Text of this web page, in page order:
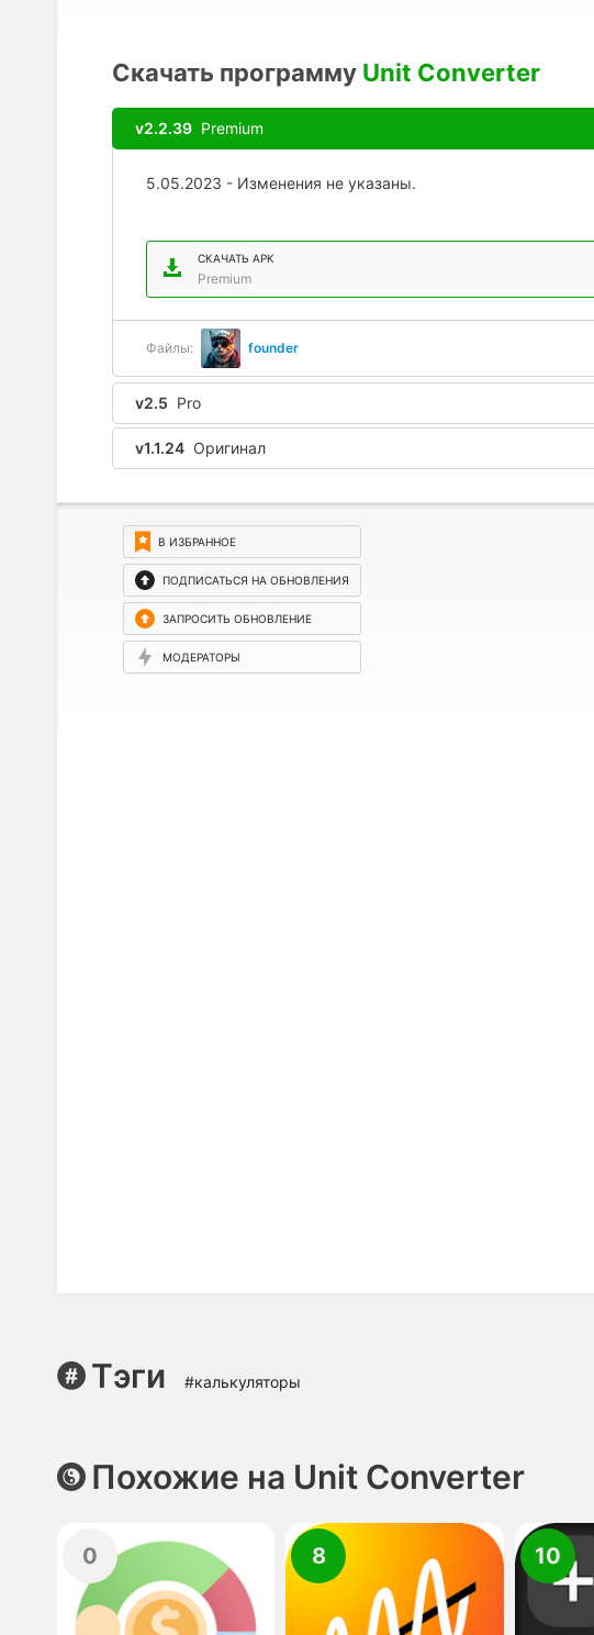
Скачать программу Unit Converter
v2.2.39 Premium
5.05.2023 - Изменения не указаны.
СКАЧАТЬ APK
Premium
Файлы: founder
v2.5 Pro
v1.1.24 Оригинал
В ИЗБРАННОЕ
ПОДПИСАТЬСЯ НА ОБНОВЛЕНИЯ
ЗАПРОСИТЬ ОБНОВЛЕНИЕ
МОДЕРАТОРЫ
Тэги #калькуляторы
Похожие на Unit Converter
0 8 10